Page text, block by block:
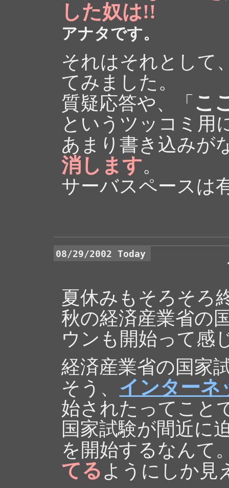
した奴は!!
アナタです。
それはそれとして
てみました。
質疑応答や、「 こ
というツッコミ用
あまり書き込みが
消します。
サーバスペースは
08/29/2002 Today
夏休みもそろそろ
秋の経済産業省の
ウンも開始って感
経済産業省の国家
そう、 インターネ
始されたってこと
国家試験が間近に
を開始するなんて
てるようにしか見